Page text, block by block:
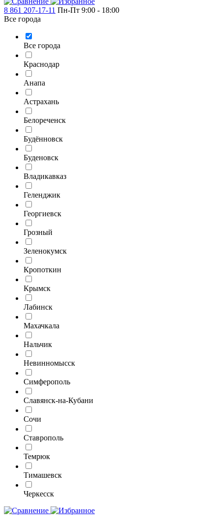
8 861 207-17-11 Пн-Пт 9:00 - 18:00
Все города
Все города
Краснодар
Анапа
Астрахань
Белореченск
Будённовск
Буденовск
Владикавказ
Геленджик
Георгиевск
Грозный
Зеленокумск
Кропоткин
Крымск
Лабинск
Махачкала
Нальчик
Невинномысск
Симферополь
Славянск-на-Кубани
Сочи
Ставрополь
Темрюк
Тимашевск
Черкесск